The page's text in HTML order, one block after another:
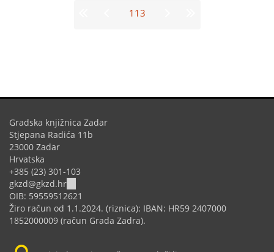
113
Gradska knjižnica Zadar
Stjepana Radića 11b
23000 Zadar
Hrvatska
+385 (23) 301-103
gkzd@gkzd.hr
sends
e-
mail)
OIB: 59559512621
Žiro račun od 1.1.2024. (riznica): IBAN: HR59 2407000
1852000009 (račun Grada Zadra).